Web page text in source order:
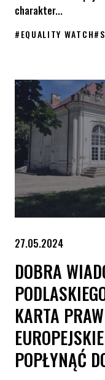
charakter...
#EQUALITY WATCH#
27.05.2024
DOBRA
KARTA
POPŁYNĄĆ